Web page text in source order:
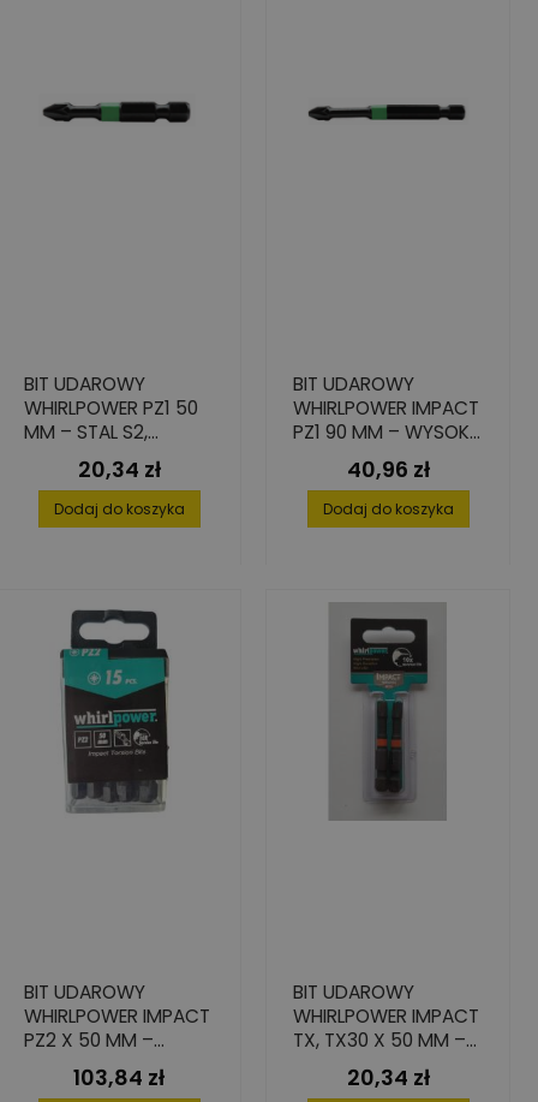
BIT UDAROWY
WHIRLPOWER PZ1 50
MM – STAL S2,
ZESTAW 2 SZT.
Cena
20,34 zł
Dodaj do koszyka
BIT UDAROWY
WHIRLPOWER IMPACT
PZ1 90 MM – WYSOKA
PRECYZJA I
TRWAŁOŚĆ 2 SZT.
Cena
40,96 zł
Dodaj do koszyka
BIT UDAROWY
WHIRLPOWER IMPACT
PZ2 X 50 MM –
WYSOKA TRWAŁOŚĆ,
15 SZT.Cena
103,84 zł
BIT UDAROWY
WHIRLPOWER IMPACT
TX, TX30 X 50 MM –
7-KROTNA
TRWAŁOŚĆ, 2 SZT.
Cena
20,34 zł